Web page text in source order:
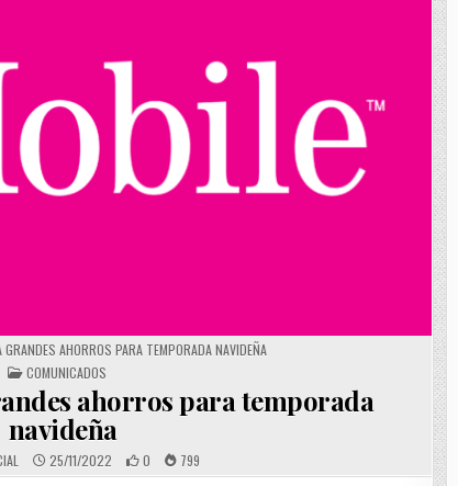
AHORROS PARA TEMPORADA NAVIDEÑA
POSTED IN
COMUNICADOS
ahorros para temporada
navideña
25/11/2022 0 799